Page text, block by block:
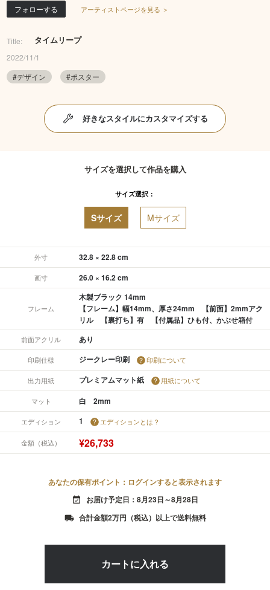
フォローする アーティストページを見る ＞
Title: タイムリープ
2022/11/1
#デザイン
#ポスター
好きなスタイルにカスタマイズする
サイズを選択して作品を購入
サイズ選択：
Sサイズ Mサイズ
外寸 32.8 × 22.8 cm
画寸 26.0 × 16.2 cm
フレーム
木製ブラック 14mm
【フレーム】幅14mm、厚さ24mm 【前面】2mmアク
リル 【裏打ち】有 【付属品】ひも付、かぶせ箱付
前面アクリル あり
印刷仕様 ジークレー印刷 印刷について
出力用紙 プレミアムマット紙 用紙について
マット 白 2mm
エディション 1 エディションとは？
金額（税込） ¥26,733
あなたの保有ポイント：ログインすると表示されます
event_available お届け予定日：8月23日～8月28日
local_shipping 合計金額2万円（税込）以上で送料無料